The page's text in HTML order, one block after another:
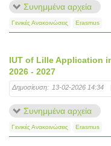
Συνημμένα αρχεία
Γενικές Ανακοινώσεις Erasmus
IUT of Lille Application
2026 - 2027
Δημοσίευση: 13-02-2026 14:34
Συνημμένα αρχεία
Γενικές Ανακοινώσεις Erasmus